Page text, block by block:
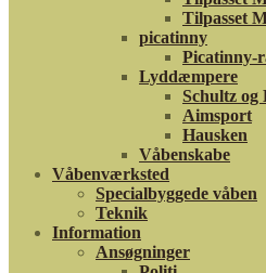
Tilpasset
picatinny
Picatinny-
Lyddæmpere
Schultz og
Aimsport
Hausken
Våbenskabe
Våbenværksted
Specialbyggede våben
Teknik
Information
Ansøgninger